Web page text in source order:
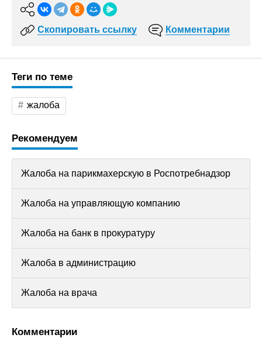
Скопировать ссылку Комментарии
Теги по теме
жалоба
Рекомендуем
Жалоба на парикмахерскую в Роспотребнадзор
Жалоба на управляющую компанию
Жалоба на банк в прокуратуру
Жалоба в администрацию
Жалоба на врача
Комментарии